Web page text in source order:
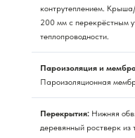
контрутеплением.
200 мм с перекрёстным
теплопроводности.
Пароизоляция и
Пароизоляционная
Перекрытия: Нижняя
деревянный ростверк